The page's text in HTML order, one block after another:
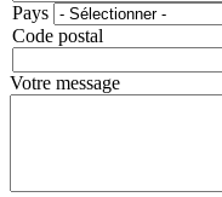
Adresse
Pays
Code postal
Votre message